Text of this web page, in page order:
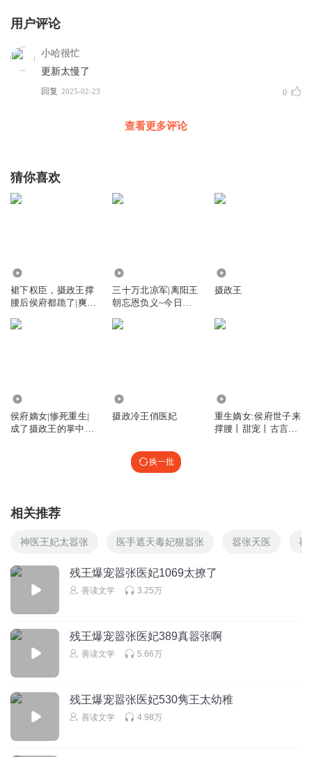
用户评论
小哈很忙
更新太慢了
回复 2025-02-23 0
查看更多评论
猜你喜欢
裙下权臣，摄政王撑
腰后侯府都跪了|爽文
三十万北凉军|离阳王
朝忘恩负义~今日我
摄政王
侯府嫡女|惨死重生|
成了摄政王的掌中宝
摄政冷王俏医妃
重生嫡女:侯府世子来
撑腰丨甜宠丨古言丨
换一批
相关推荐
神医王妃太嚣张 医手遮天毒妃狠嚣张 嚣张天医 神
残王爆宠嚣张医妃1069太撩了
善读文学 3.25万
残王爆宠嚣张医妃389真嚣张啊
善读文学 5.66万
残王爆宠嚣张医妃530隽王太幼稚
善读文学 4.98万